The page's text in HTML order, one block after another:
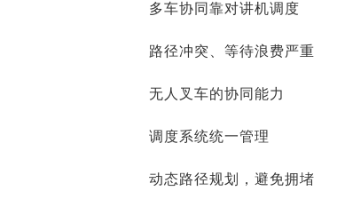
多车协同靠对讲机调度
路径冲突、等待浪费严重
无人叉车的协同能力
调度系统统一管理
动态路径规划，避免拥堵